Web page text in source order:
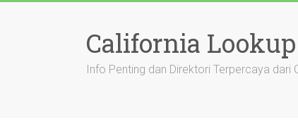
California Lookup
Info Penting dan Direktori Terpercaya dari